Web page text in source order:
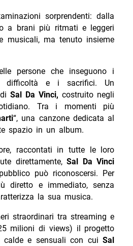
sorprendenti: dalla
a brani più ritmati e leggeri
musicali, ma tenuto insieme
persone che inseguono i
difficoltà e i sacrifici. Un
diSal Da Vinci, costruito negli
Tra i momenti più
“, una canzone dedicata al
spazio in un album.
raccontati in tutte le loro
direttamente,Sal Da Vinci
può riconoscersi. Per
diretto e immediato, senza
la sua musica.
straordinari tra streaming e
milioni di views) il progetto
calde e sensuali con cuiSal